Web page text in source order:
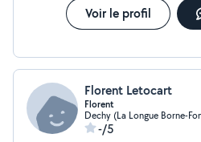
Voir le profil
Florent Letocart
Florent
Dechy (La Longue Borne-
-/5